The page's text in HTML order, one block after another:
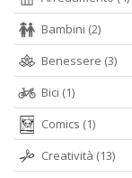
Bambini (2)
Benessere (3)
Bici (1)
Comics (1)
Creatività (13)